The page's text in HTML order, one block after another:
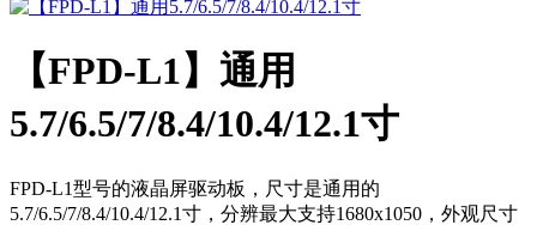
【FPD-L1】通用
5.7/6.5/7/8.4/10.4/12.1寸
FPD-L1型号的液晶屏驱动板，尺寸是通用的
5.7/6.5/7/8.4/10.4/12.1寸，分辨最大支持1680x1050，外观尺寸